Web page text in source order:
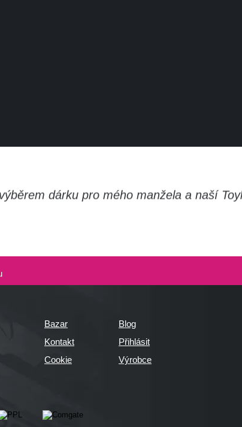
dárku pro mého manžela a naší
Bazar
Kontakt
Cookie
Blog
Přihlásit
Výrobce